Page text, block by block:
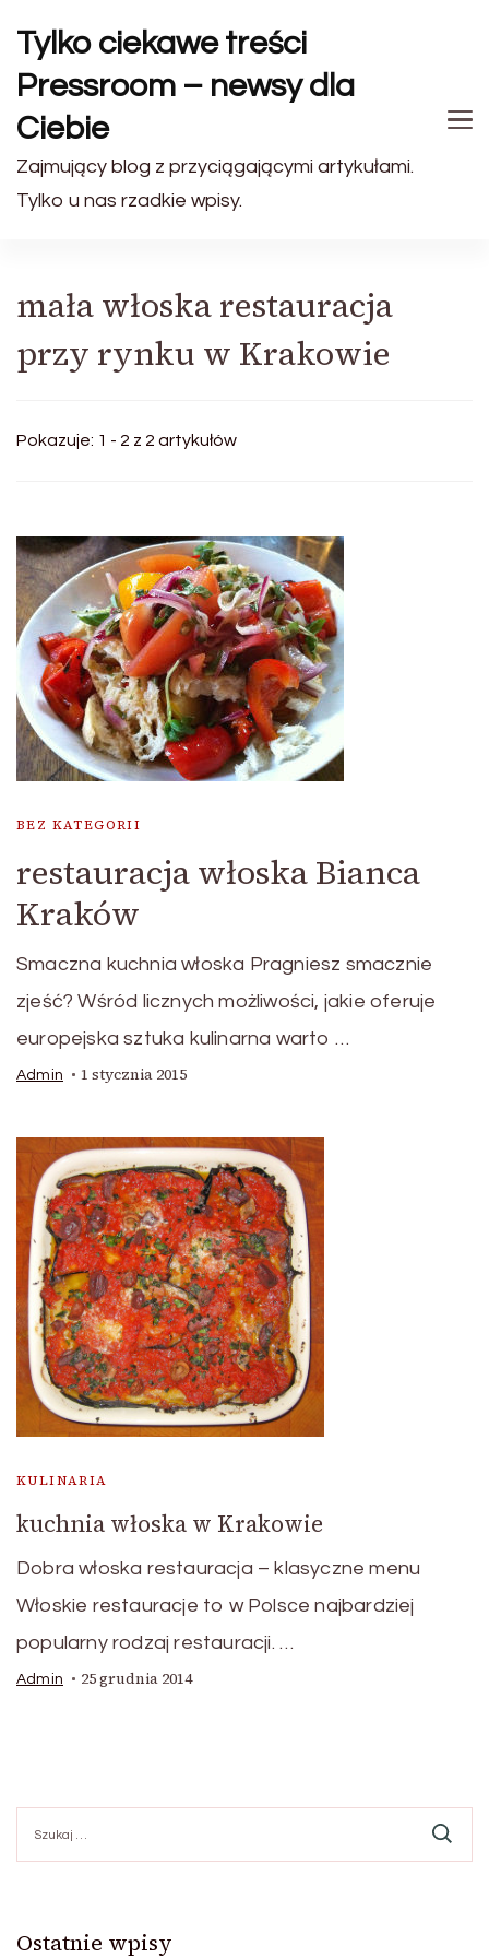
Tylko ciekawe treści
Pressroom – newsy dla
Ciebie
Zajmujący blog z przyciągającymi artykułami.
Tylko u nas rzadkie wpisy.
mała włoska restauracja
przy rynku w Krakowie
Pokazuje: 1 - 2 z 2 artykułów
BEZ KATEGORII
restauracja włoska Bianca
Kraków
Smaczna kuchnia włoska Pragniesz smacznie
zjeść? Wśród licznych możliwości, jakie oferuje
europejska sztuka kulinarna warto …
Admin 1 stycznia 2015
KULINARIA
kuchnia włoska w Krakowie
Dobra włoska restauracja – klasyczne menu
Włoskie restauracje to w Polsce najbardziej
popularny rodzaj restauracji. …
Admin 25 grudnia 2014
Ostatnie wpisy